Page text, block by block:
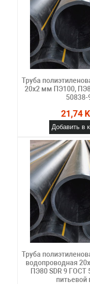
Труба
20х2 мм ПЭ100,
50838-
21,74
Добавить в
Труба
водопроводная
ПЭ80 SDR 9 ГОСТ
питьевой